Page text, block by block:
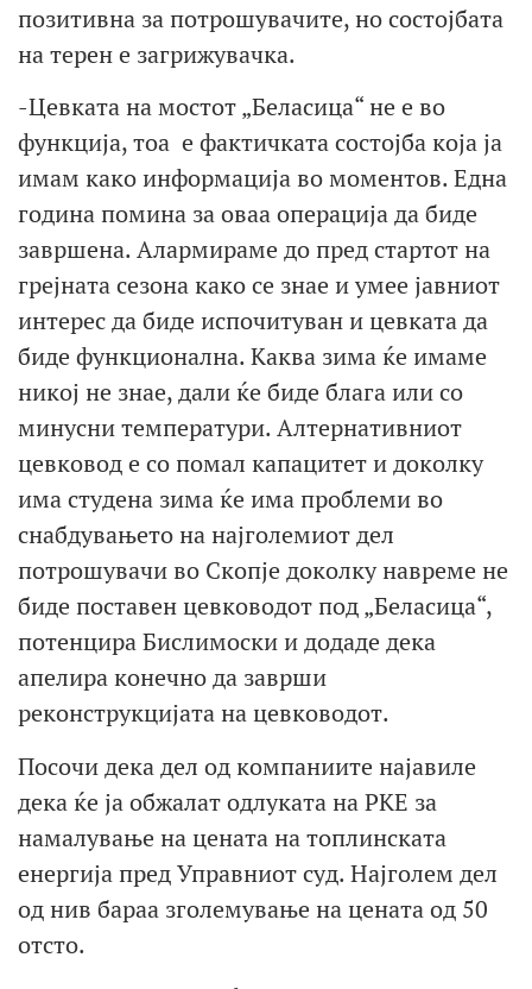
позитивна за потрошувачите, но состојбата
на терен е загрижувачка.
-Цевката на мостот „Беласица“ не е во
функција, тоа е фактичката состојба која ја
имам како информација во моментов. Една
година помина за оваа операција да биде
завршена. Алармираме до пред стартот на
грејната сезона како се знае и умее јавниот
интерес да биде испочитуван и цевката да
биде функционална. Каква зима ќе имаме
никој не знае, дали ќе биде блага или со
минусни температури. Алтернативниот
цевковод е со помал капацитет и доколку
има студена зима ќе има проблеми во
снабдувањето на најголемиот дел
потрошувачи во Скопје доколку навреме не
биде поставен цевководот под „Беласица“,
потенцира Бислимоски и додаде дека
апелира конечно да заврши
реконструкцијата на цевководот.
Посочи дека дел од компаниите најавиле
дека ќе ја обжалат одлуката на РКЕ за
намалување на цената на топлинската
енергија пред Управниот суд. Најголем дел
од нив бараа зголемување на цената од 50
отсто.